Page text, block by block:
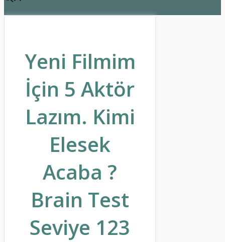
Yeni Filmim
İçin 5 Aktör
Lazım. Kimi
Elesek
Acaba ?
Brain Test
Seviye 123